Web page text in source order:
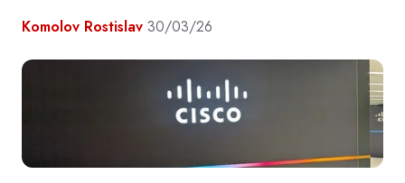
Komolov Rostislav 30/03/26